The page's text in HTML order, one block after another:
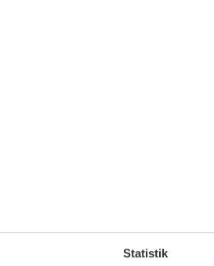
nær Kolobrzeg.
kort
Statistik